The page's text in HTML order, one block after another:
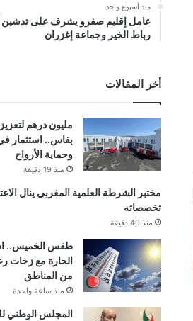
منذ أسبوع واحد
عامل إقليم صفرو يشرف على تدشين
رباط الخير وجماعة إغزران
أخر المقالات
مليون درهم لتعزيز
بفاس.. استثمار
وحماية الأرواح
منذ 19 دقيقة
مختبر الشرطة العلمية المغربي ينال
تخصصاته
منذ 49 دقيقة
طقس الخميس..
الحارة مع زخات
من المناطق
منذ ساعة واحدة
المجلس الوطني